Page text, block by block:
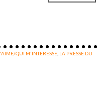
QUI M'INTERESSE LA PRESSE DU